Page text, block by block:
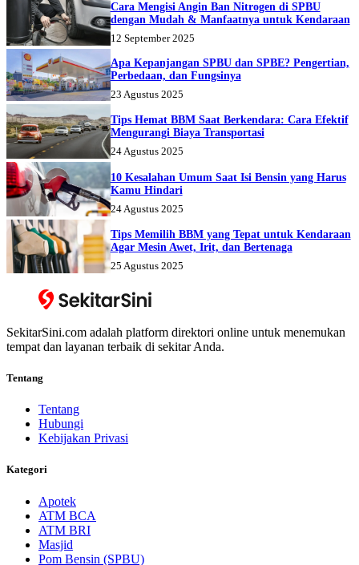
Cara Mengisi Angin Ban Nitrogen di SPBU
dengan Mudah & Manfaatnya untuk Kendaraan
12 September 2025
Apa Kepanjangan SPBU dan SPBE? Pengertian,
Perbedaan, dan Fungsinya
23 Agustus 2025
Tips Hemat BBM Saat Berkendara: Cara Efektif
Mengurangi Biaya Transportasi
24 Agustus 2025
10 Kesalahan Umum Saat Isi Bensin yang Harus
Kamu Hindari
24 Agustus 2025
Tips Memilih BBM yang Tepat untuk Kendaraan
Agar Mesin Awet, Irit, dan Bertenaga
25 Agustus 2025
SekitarSini.com adalah platform direktori online untuk menemukan
tempat dan layanan terbaik di sekitar Anda.
Tentang
Tentang
Hubungi
Kebijakan Privasi
Kategori
Apotek
ATM BCA
ATM BRI
Masjid
Pom Bensin (SPBU)